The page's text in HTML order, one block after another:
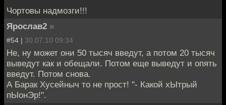
Чортовы надмозги!!!
Ярослав2 »
#54 | 30.07.10 09:34
Не, ну может они 50 тысяч введут, а потом 20 тысяч
выведут как и обещали. Потом еще выведут и опять
введут. Потом снова.
А Барак Хусейныч то не прост! "- Какой хЫтрый
пЫонЭр!".